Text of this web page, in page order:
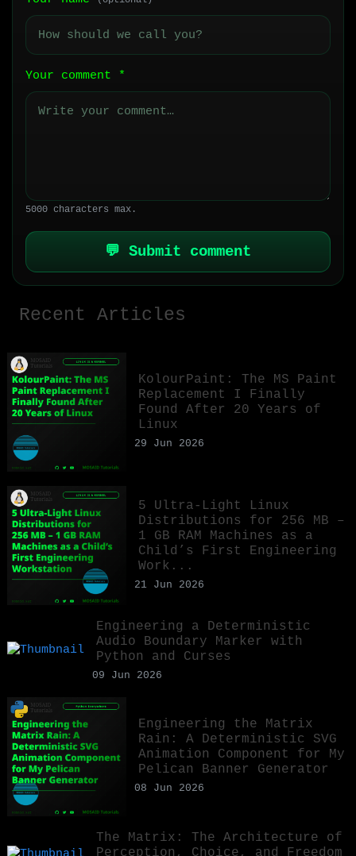
Your comment *
5000 characters max.
💬 Submit comment
Recent Articles
KolourPaint: The MS Paint
Replacement I Finally
Found After 20 Years of
Linux
29 Jun 2026
5 Ultra-Light Linux
Distributions for 256 MB –
1 GB RAM Machines as a
Child’s First Engineering
Work...
21 Jun 2026
Engineering a Deterministic
Audio Boundary Marker with
Python and Curses
09 Jun 2026
Engineering the Matrix
Rain: A Deterministic SVG
Animation Component for My
Pelican Banner Generator
08 Jun 2026
The Matrix: The Architecture of
Perception, Choice, and Freedom